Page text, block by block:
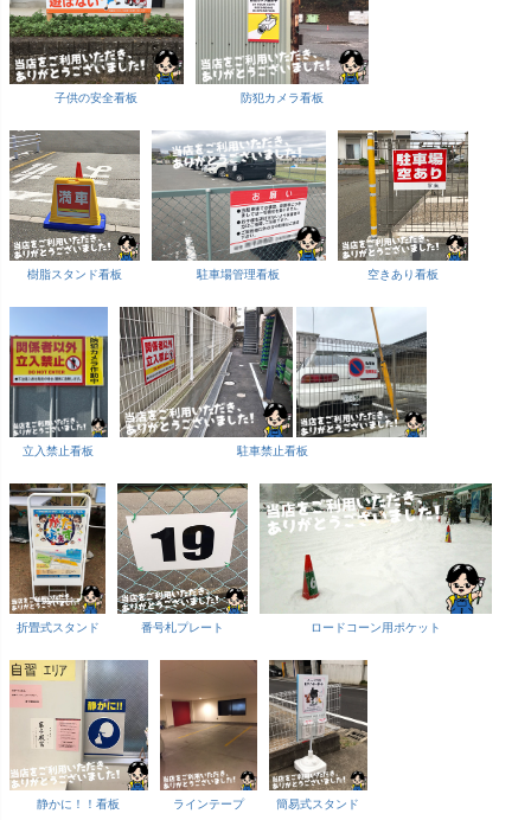
子供の安全看板 防犯カメラ看板
樹脂スタンド看板 駐車場管理看板 空きあり看板
立入禁止看板 駐車禁止看板
折畳式スタンド 番号札プレート ロードコーン用ポケット
静かに！！看板 ラインテープ 簡易式スタンド